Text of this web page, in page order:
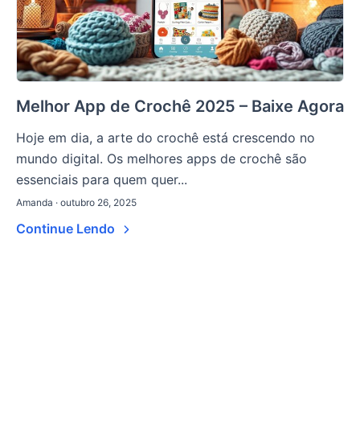
Melhor App de Crochê 2025 – Baixe Agora
Hoje em dia, a arte do crochê está crescendo no
mundo digital. Os melhores apps de crochê são
essenciais para quem quer...
Amanda · outubro 26, 2025
Continue Lendo